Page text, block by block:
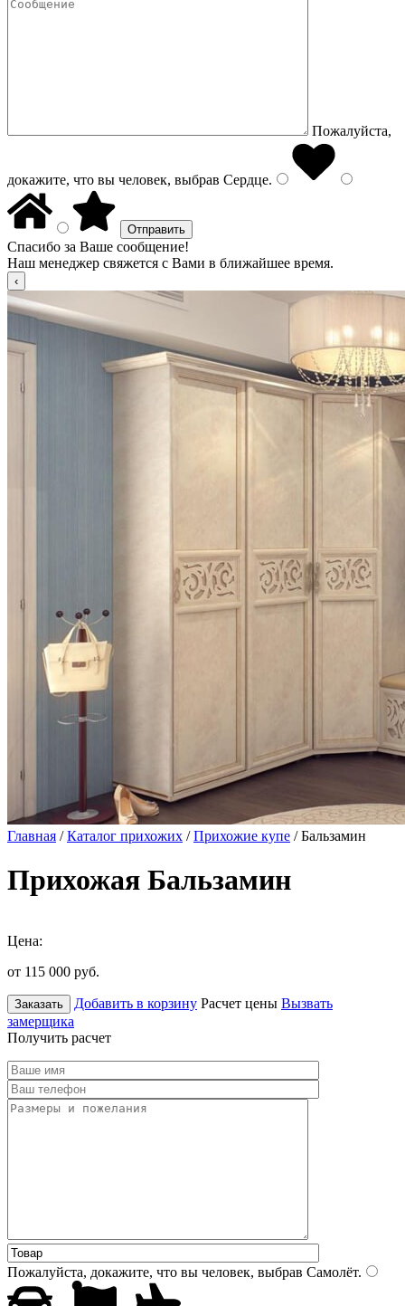
Пожалуйста,
докажите, что вы человек, выбрав Сердце.
Спасибо за Ваше сообщение!
Наш менеджер свяжется с Вами в ближайшее время.
Главная /Каталог прихожих /Прихожие купе / Бальзамин
Прихожая Бальзамин
Цена:
от 115 000 руб.
Заказать Добавить в корзину Расчет цены Вызвать
замерщика
Получить расчет
Пожалуйста, докажите, что вы человек, выбрав Самолёт.